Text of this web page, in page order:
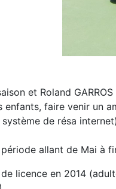
et Roland
enfants, faire venir un
de résa
période allant de Mai à
de licence en 2014